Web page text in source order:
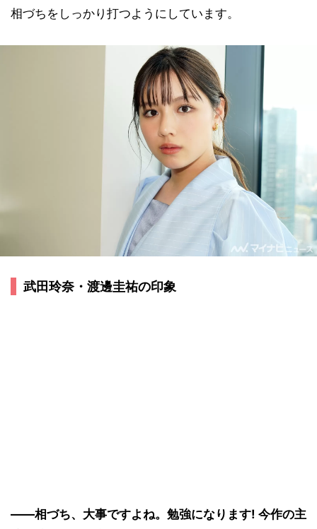
相づちをしっかり打つようにしています。
武田玲奈・渡邊圭祐の印象
――相づち、大事ですよね。勉強になります! 今作の主